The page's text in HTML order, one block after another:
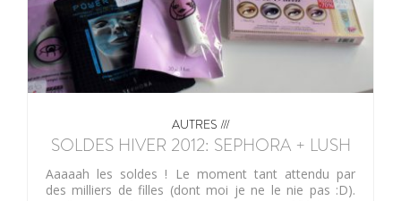
AUTRES ///
SOLDES HIVER 2012: SEPHORA + LUSH
Aaaaah les soldes ! Le moment tant attendu par
des milliers de filles (dont moi je ne le nie pas :D).